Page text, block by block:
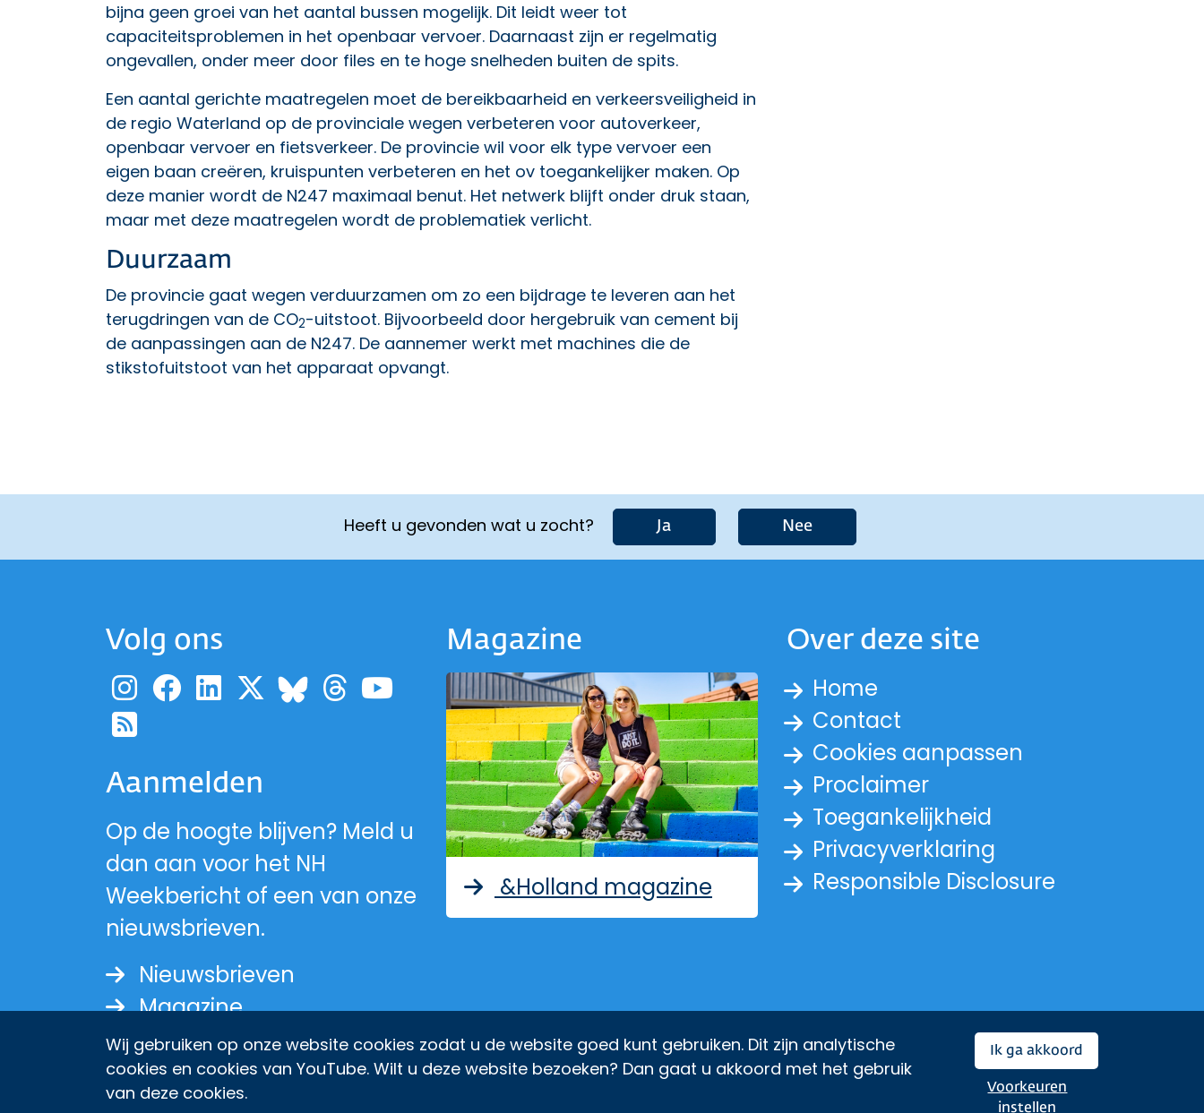
Wij gebruiken op onze website cookies zodat u de website goed kunt gebruiken. Dit zijn analytische
cookies en cookies van YouTube. Wilt u deze website bezoeken? Dan gaat u akkoord met het gebruik
van deze cookies.
Ik ga akkoord
Voorkeuren
instellen
bijna geen groei van het aantal bussen mogelijk. Dit leidt weer tot
capaciteitsproblemen in het openbaar vervoer. Daarnaast zijn er regelmatig
ongevallen, onder meer door files en te hoge snelheden buiten de spits.
Een aantal gerichte maatregelen moet de bereikbaarheid en verkeersveiligheid in
de regio Waterland op de provinciale wegen verbeteren voor autoverkeer,
openbaar vervoer en fietsverkeer. De provincie wil voor elk type vervoer een
eigen baan creëren, kruispunten verbeteren en het ov toegankelijker maken. Op
deze manier wordt de N247 maximaal benut. Het netwerk blijft onder druk staan,
maar met deze maatregelen wordt de problematiek verlicht.
Duurzaam
De provincie gaat wegen verduurzamen om zo een bijdrage te leveren aan het
terugdringen van de CO2-uitstoot. Bijvoorbeeld door hergebruik van cement bij
de aanpassingen aan de N247. De aannemer werkt met machines die de
stikstofuitstoot van het apparaat opvangt.
Heeft u gevonden wat u zocht? Ja Nee
Volg ons
Ga naar de pagina van provincie Noord-Holland op Instagram
Ga naar de pagina van provincie Noord-Holland op Facebook
Ga naar de pagina van provincie Noord-Holland op LinkedIn
Ga naar de pagina van provincie Noord-Holland op X
Ga naar de pagina van provincie Noord-Holland op Bluesky
Ga naar de pagina van provincie Noord-Holland op Threads
Ga naar de pagina van provincie Noord-Holland op
Ga naar de RSS-feed met nieuwsberichten van provincie Noord-Holland
Aanmelden
Op de hoogte blijven? Meld u
dan aan voor het NH
Weekbericht of een van onze
nieuwsbrieven.
Nieuwsbrieven
Magazine
Magazine
&Holland magazine
Over deze site
Home
Contact
Cookies aanpassen
Proclaimer
Toegankelijkheid
Privacyverklaring
Responsible Disclosure